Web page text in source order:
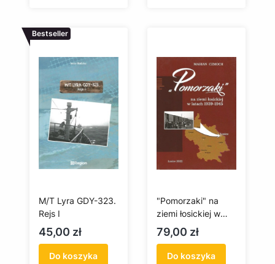
Bestseller
M/T Lyra GDY-323.
Rejs I
Cena
45,00 zł
Do koszyka
"Pomorzaki" na
ziemi łosickiej w
latach 1939-1945
Cena
79,00 zł
Do koszyka